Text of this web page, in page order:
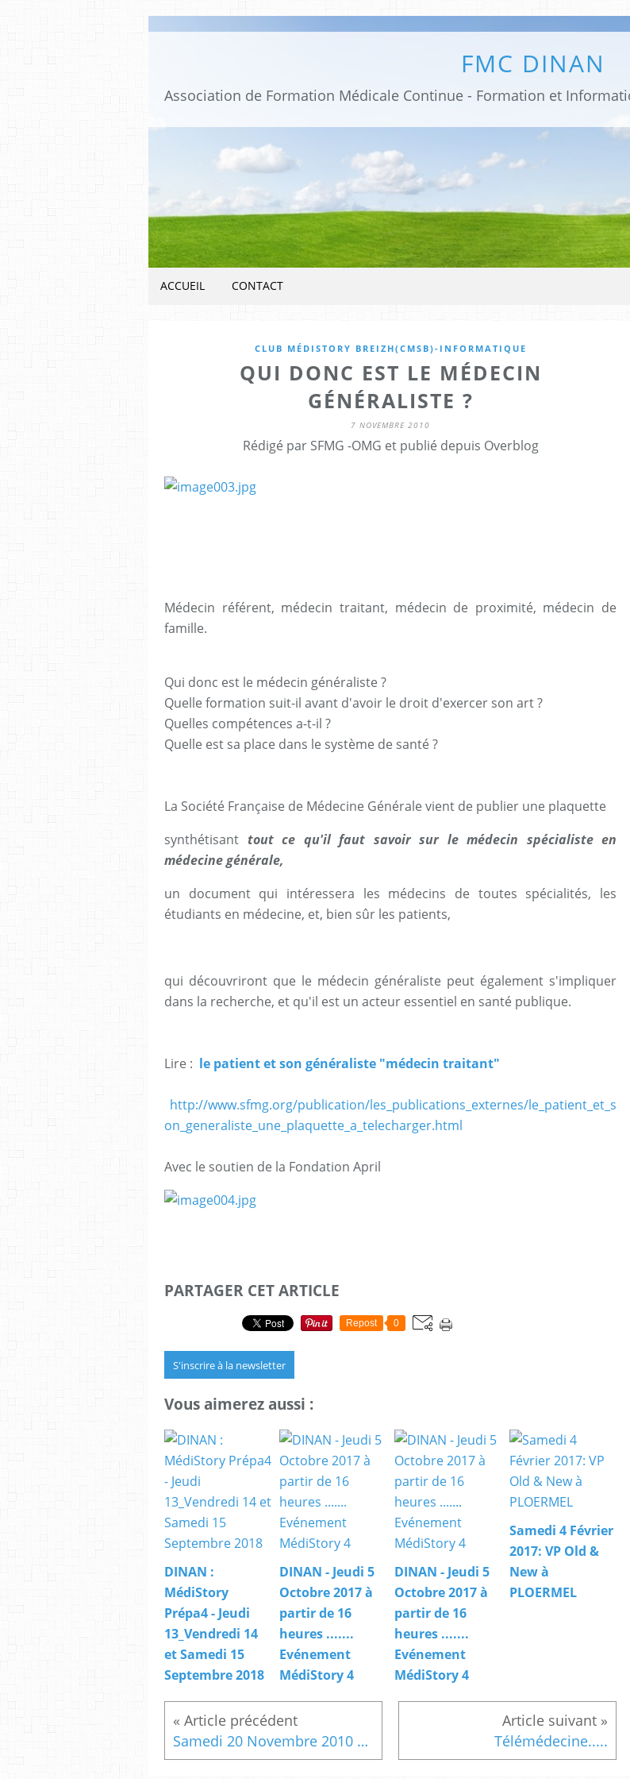
FMC DINAN
ACCUEIL CONTACT
CLUB MÉDISTORY BREIZH(CMSB)-INFORMATIQUE
QUI DONC EST LE MÉDECIN
GÉNÉRALISTE ?
7 NOVEMBRE 2010
Rédigé par SFMG -OMG et publié depuis Overblog
Médecin référent, médecin traitant, médecin de proximité, médecin de
famille.
Qui donc est le médecin généraliste ?
Quelle formation suit-il avant d'avoir le droit d'exercer son art ?
Quelles compétences a-t-il ?
Quelle est sa place dans le système de santé ?
La Société Française de Médecine Générale vient de publier une plaquette
synthétisant tout ce qu'il faut savoir sur le médecin spécialiste en
médecine générale,
un document qui intéressera les médecins de toutes spécialités, les
étudiants en médecine, et, bien sûr les patients,
qui découvriront que le médecin généraliste peut également s'impliquer
dans la recherche, et qu'il est un acteur essentiel en santé publique.
Lire : le patient et son généraliste "médecin traitant"
http://www.sfmg.org/publication/les_publications_externes/le_patient_et_s
on_generaliste_une_plaquette_a_telecharger.html
Avec le soutien de la Fondation April
PARTAGER CET ARTICLE
Repost 0
S'inscrire à la newsletter
Vous aimerez aussi :
DINAN :
MédiStory
Prépa4 - Jeudi
13_Vendredi 14
et Samedi 15
Septembre 2018
DINAN - Jeudi 5
Octobre 2017 à
partir de 16
heures .......
Evénement
MédiStory 4
DINAN - Jeudi 5
Octobre 2017 à
partir de 16
heures .......
Evénement
MédiStory 4
Samedi 4 Février
2017: VP Old &
New à
PLOERMEL
Samedi 20 Novembre 2010 à Concarneau:Neuvième Séminaire Club MédiStory Breizh :VP Télémédecine.....